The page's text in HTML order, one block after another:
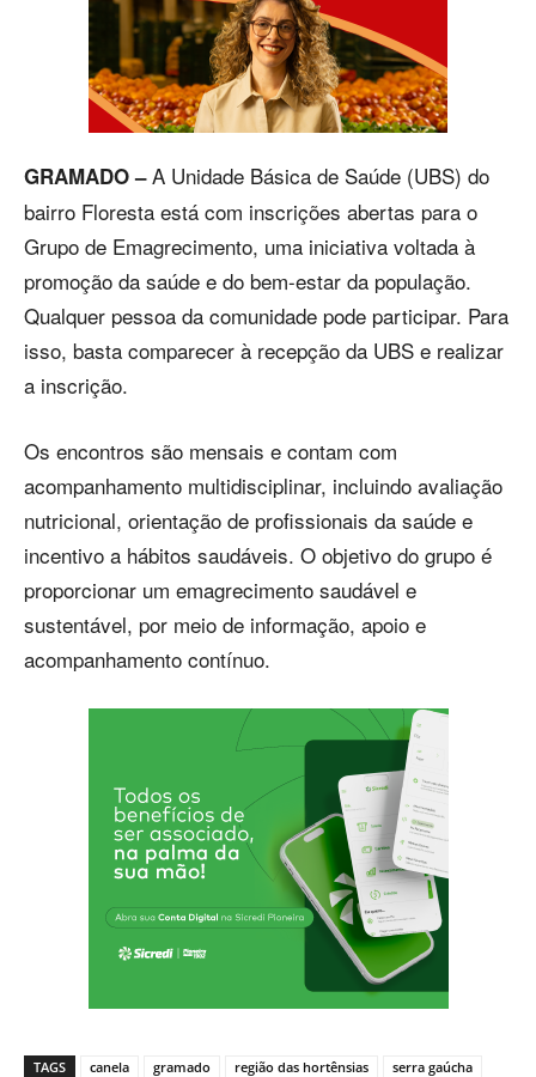
GRAMADO –A Unidade Básica de Saúde (UBS) do
bairro Floresta está com inscrições abertas para o
Grupo de Emagrecimento, uma iniciativa voltada à
promoção da saúde e do bem-estar da população.
Qualquer pessoa da comunidade pode participar. Para
isso, basta comparecer à recepção da UBS e realizar
a inscrição.
Os encontros são mensais e contam com
acompanhamento multidisciplinar, incluindo avaliação
nutricional, orientação de profissionais da saúde e
incentivo a hábitos saudáveis. O objetivo do grupo é
proporcionar um emagrecimento saudável e
sustentável, por meio de informação, apoio e
acompanhamento contínuo.
TAGS canela gramado região das hortênsias
serra gaúcha